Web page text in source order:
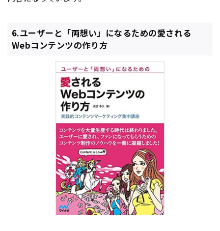
6.ユーザーと「両想い」になるための愛される
Webコンテンツの作り方